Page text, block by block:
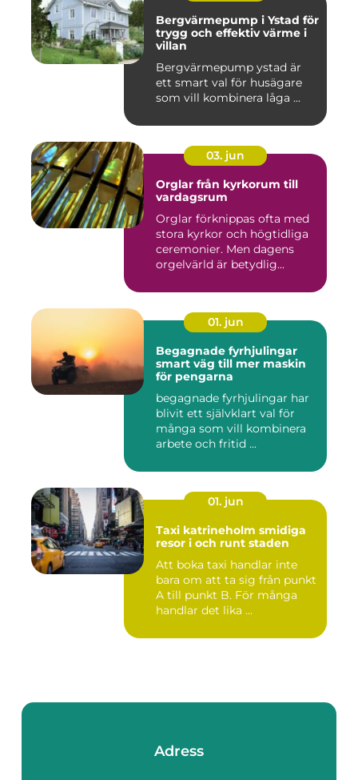
Bergvärmepump i Ystad för
trygg och effektiv värme i
villan
Bergvärmepump ystad är
ett smart val för husägare
som vill kombinera låga ...
03. jun
Orglar från kyrkorum till
vardagsrum
Orglar förknippas ofta med
stora kyrkor och högtidliga
ceremonier. Men dagens
orgelvärld är betydlig...
01. jun
Begagnade fyrhjulingar
smart väg till mer maskin
för pengarna
begagnade fyrhjulingar har
blivit ett självklart val för
många som vill kombinera
arbete och fritid ...
01. jun
Taxi katrineholm smidiga
resor i och runt staden
Att boka taxi handlar inte
bara om att ta sig från punkt
A till punkt B. För många
handlar det lika ...
Adress